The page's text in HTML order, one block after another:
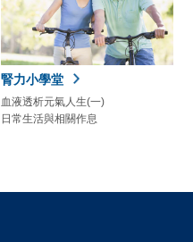
腎力小學堂
血液透析元氣人生(一)
日常生活與相關作息